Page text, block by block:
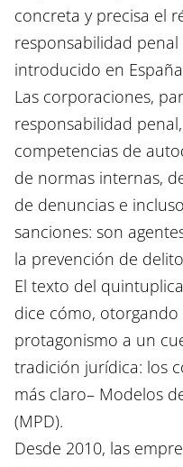
concreta y precisa el
responsabilidad
introducido en
Las corporaciones,
responsabilidad
competencias de
de normas internas,
de denuncias e
sanciones: son
la prevención de
El texto del
dice cómo,
protagonismo a un
tradición jurídica: los
más claro– Modelos
(MPD).
Desde 2010, las